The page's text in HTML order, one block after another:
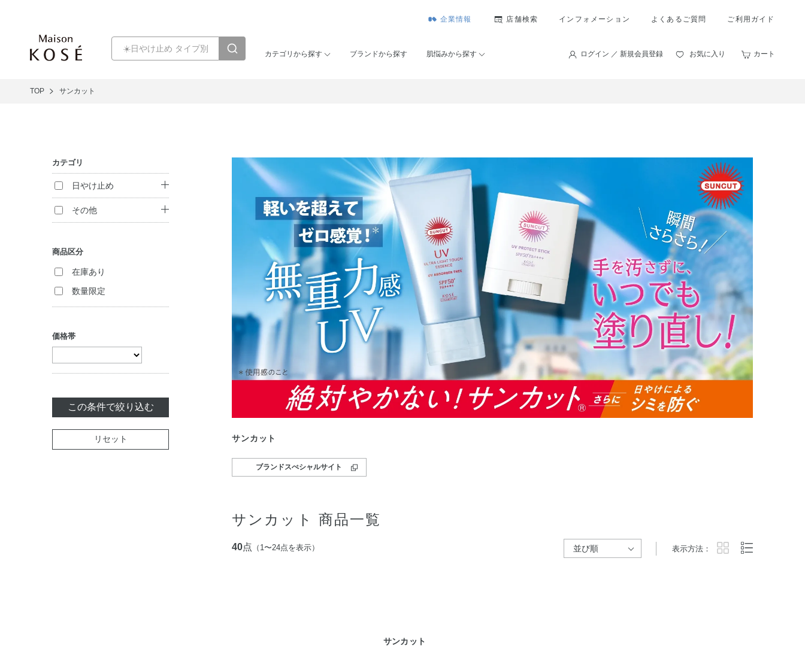
企業情報 店舗検索 インフォメーション よくあるご質問 ご利用ガイド
カテゴリから探す ブランドから探す 肌悩みから探す ログイン ／ 新規会員登録 お気に入り カート
TOP サンカット
カテゴリ
日やけ止め
日やけ止め
その他
美容サプリメント
商品区分
在庫あり
数量限定
価格帯
この条件で絞り込む
リセット サンカット
ブランドスぺシャルサイト
サンカット 商品一覧
40点 （1〜24点を表示） 表示方法：
サンカット